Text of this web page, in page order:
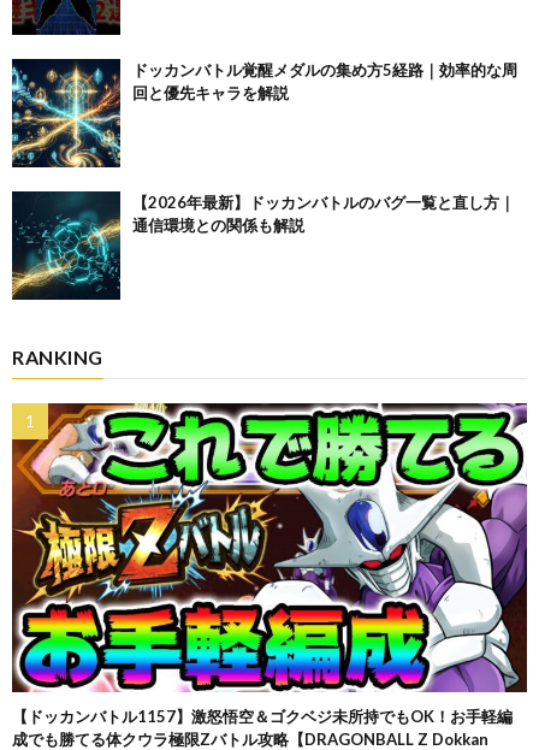
ドッカンバトル覚醒メダルの集め方5経路｜効率的な周
回と優先キャラを解説
【2026年最新】ドッカンバトルのバグ一覧と直し方｜
通信環境との関係も解説
RANKING
【ドッカンバトル1157】激怒悟空＆ゴクベジ未所持でもOK！お手軽編
成でも勝てる体クウラ極限Zバトル攻略【DRAGONBALL Z Dokkan